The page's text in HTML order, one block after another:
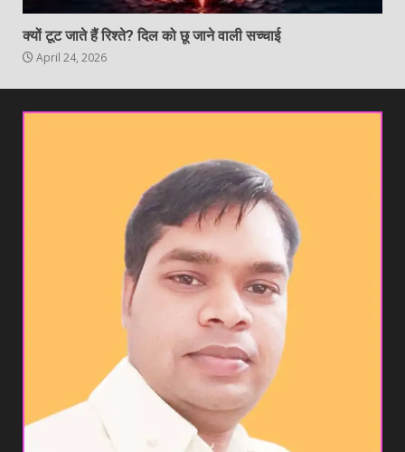
क्यों टूट जाते हैं रिश्ते? दिल को छू जाने वाली सच्चाई
April 24, 2026